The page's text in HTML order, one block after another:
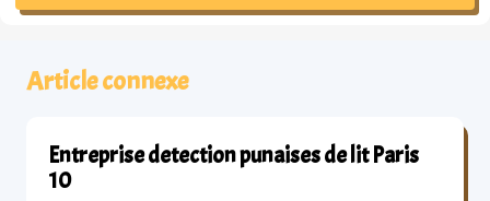
Article connexe
Entreprise detection punaises de lit Paris
10